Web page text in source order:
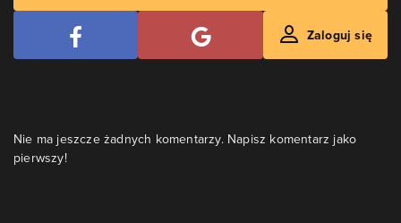
Zaloguj się
Nie ma jeszcze żadnych komentarzy. Napisz komentarz jako
pierwszy!